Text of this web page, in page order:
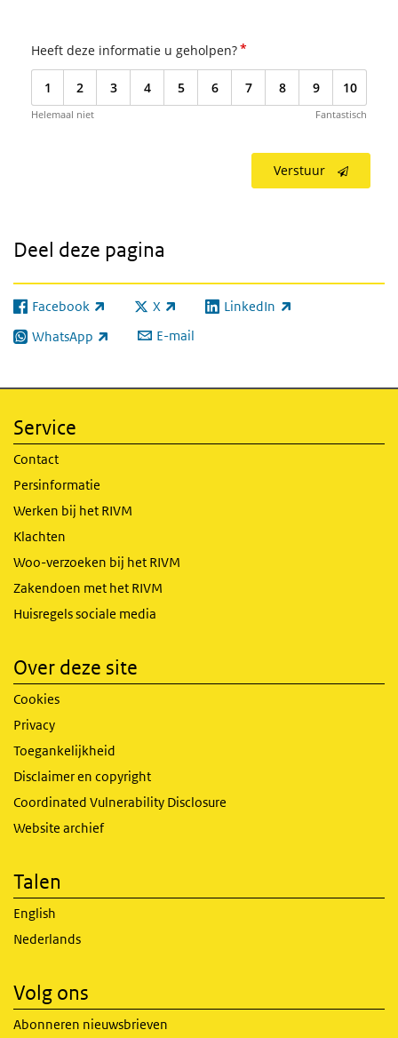
Heeft deze informatie u geholpen?*
1 2 3 4 5 6 7 8 9 10
Helemaal niet Fantastisch
Verstuur
Deel deze pagina
Facebook
(externe link) X
(externe link) LinkedIn
(externe link)
WhatsApp
(externe link) E-mail
Service
Contact
Persinformatie
Werken bij het RIVM
Klachten
Woo-verzoeken bij het RIVM
Zakendoen met het RIVM
Huisregels sociale media
Over deze site
Cookies
Privacy
Toegankelijkheid
Disclaimer en copyright
Coordinated Vulnerability Disclosure
Website archief
Talen
English
Nederlands
Volg ons
Abonneren nieuwsbrieven